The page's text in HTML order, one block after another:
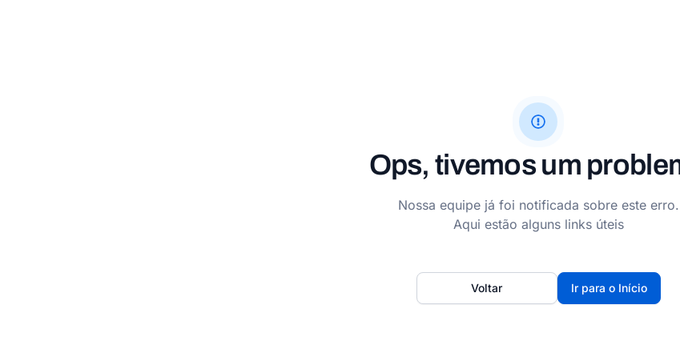
Ops, tivemos um
Nossa equipe já foi notificada sobre este erro.
Aqui estão alguns links úteis
Ir para o Início
Voltar